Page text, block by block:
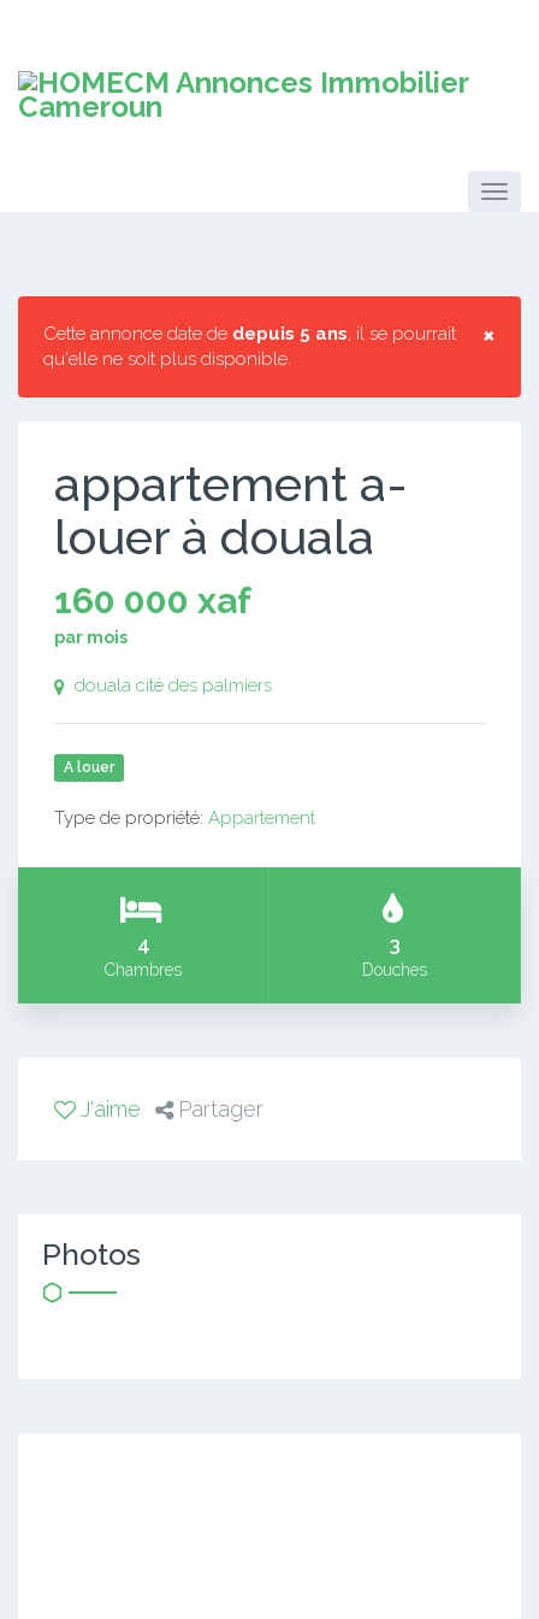
×
Cette annonce date de depuis 5 ans, il se pourrait
qu'elle ne soit plus disponible.
appartement a-
louer à douala
160 000 xaf
par mois
douala cité des palmiers
A louer
Type de propriété: Appartement
4
Chambres
3
Douches
J'aime Partager
Photos